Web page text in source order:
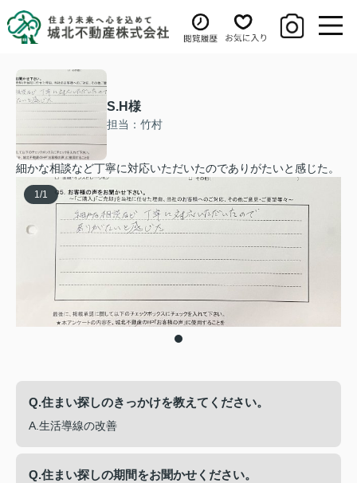
S.H様
担当：竹村
細かな相談など丁寧に対応いただいたのでありがたいと感じた。
1/1
Q.住まい探しのきっかけを教えてください。
A.生活導線の改善
Q.住まい探しの期間をお聞かせください。